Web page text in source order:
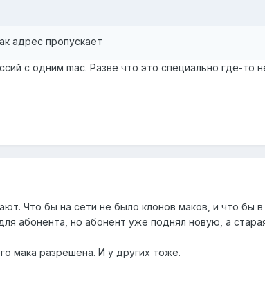
адрес пропускает
с одним mac. Разве что это специально где-то
Что бы на сети не было клонов маков, и что бы
абонента, но абонент уже поднял новую, а
мака разрешена. И у других тоже.